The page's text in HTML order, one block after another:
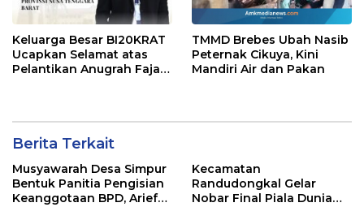
Keluarga Besar BI20KRAT
Ucapkan Selamat atas
Pelantikan Anugrah Fajar
TMMD Brebes Ubah Nasib
Peternak Cikuya, Kini
Mandiri Air dan Pakan
Berita Terkait
Musyawarah Desa Simpur
Bentuk Panitia Pengisian
Keanggotaan BPD, Arief
Kecamatan
Randudongkal Gelar
Nobar Final Piala Dunia